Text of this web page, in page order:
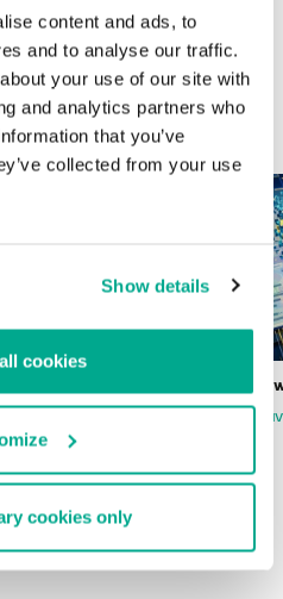
content and ads, to
and to analyse our traffic.
your use of our site with
and analytics partners who
that you’ve
collected from your use
Show details
cookies
cookies only
Estado del
MARC